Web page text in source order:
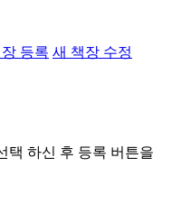
등록 새 책장 수정
택 하신 후 등록 버튼을